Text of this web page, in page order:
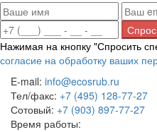
Нажимая на кнопку "Спросить
согласие на обработку ваших
E-mail: info@ecosrub.ru
Тел/факс: +7 (495) 128-77-27
Сотовый: +7 (903) 897-77-27
Время работы: